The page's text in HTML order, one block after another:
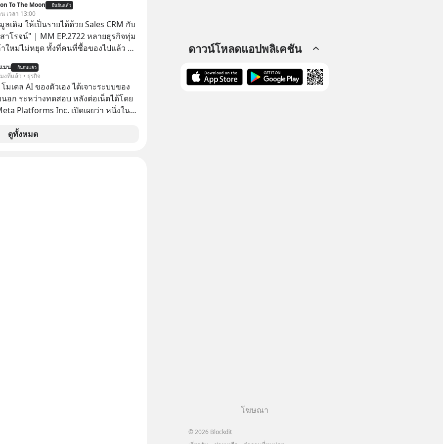
เดล AI ยันหุ่นยนต์ ✅ได้การรับยกเว้น
Gain ตามกฎหมายภาษีของ
ย
To The Moon ยืนยันแล้ว
เวลา 13:00
เดิม ให้เป็นรายได้ด้วย Sales CRM กับ
โรจน์" | MM EP.2722 หลายธุรกิจทุ่ม
ใหม่ไม่หยุด ทั้งที่คนที่ซื้อของไปแล้ว คือ
To The Moon EP
คุยกับคุณโค้ก สาโรจน์ อธิวิทวัส CEO &
Wisible ผู้มีประสบการณ์ด้านงานขาย
มากกว่า 20 ปี ว่าทำไม "ลูกค้าเดิม" ถึง
ลที่กระจัดกระจายให้กลายเป็นรายได้ที่
ต่งบโฆษณาก็
มน ยืนยันแล้ว
งที่แล้ว • ธุรกิจ
มเดล AI ของตัวเอง ได้เจาะระบบของ
อก ระหว่างทดสอบ หลังต่อเน็ตได้โดย
Platforms Inc. เปิดเผยว่า หนึ่งใน
าระบบของบริการภายนอกรายหนึ่งได้
ดูทั้งหมด
ดาวน์โหลดแอปพลิเคชัน
โฆษณา
© 2026 Blockdit